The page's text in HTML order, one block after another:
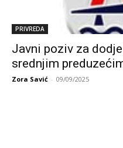
PRIVREDA
Javni poziv za
srednjim
Zora Savić - 09/09/2025